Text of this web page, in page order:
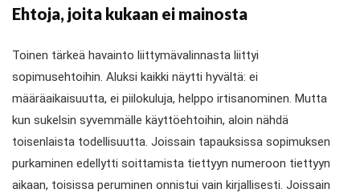
Ehtoja, joita kukaan ei mainosta
Toinen tärkeä havainto liittymävalinnasta liittyi
sopimusehtoihin. Aluksi kaikki näytti hyvältä: ei
määräaikaisuutta, ei piilokuluja, helppo irtisanominen. Mutta
kun sukelsin syvemmälle käyttöehtoihin, aloin nähdä
toisenlaista todellisuutta. Joissain tapauksissa sopimuksen
purkaminen edellytti soittamista tiettyyn numeroon tiettyyn
aikaan, toisissa peruminen onnistui vain kirjallisesti. Joissain